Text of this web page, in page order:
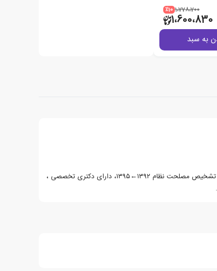
1،778،700 ٪10
1،600،830
به سبد
بهادر زارعی متولد سال 1345، استادیار دانشکده جغرافیا، جغرافیای سیاسی، عضو کمیته سیاست داخلی کمیسیون سیاسی دفاعی و امنیتی مجمع تشخیص مصلحت نظام ۱۳۹۲←۱۳۹۵، دارای دکتری تخصصی ،